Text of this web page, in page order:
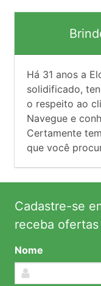
Há 31 anos a
solidificado,
o respeito ao
Navegue e
Certamente
que você
Cadastre-se
receba
Nome